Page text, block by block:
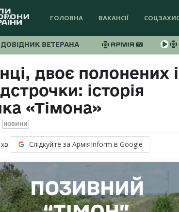
ГОЛОВНА ВАКАНСІЇ
ДОВІДНИК ВЕТЕРАНА
двоє полонених і
історія
«Тімона»
НОВИНИ
хв. Слідкуйте за АрміяInform в Google